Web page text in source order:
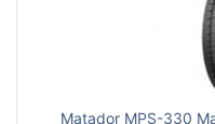
Matador MPS-330